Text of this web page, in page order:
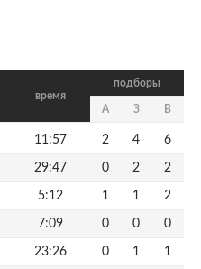
время
подборы
А З В
11:57 2 4 6
29:47 0 2 2
5:12 1 1 2
7:09 0 0 0
23:26 0 1 1